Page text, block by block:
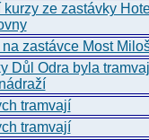
ze zastávky
zastávce Most
Důl Odra byla
tramvají
tramvají